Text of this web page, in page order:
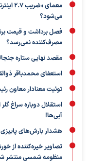
معمای
می‌شود؟
فصل برداشت و قیمت
مصرف‌کننده نمی‌رسد؟
مقصد نهایی ستاره
استعفای محمدباقر
توئیت معنادار معاون
استقلال دوباره سراغ
آبی‌ها!
هشدار بارش‌های
تصاویر خیره‌کننده از
منظومه شمسی منتشر